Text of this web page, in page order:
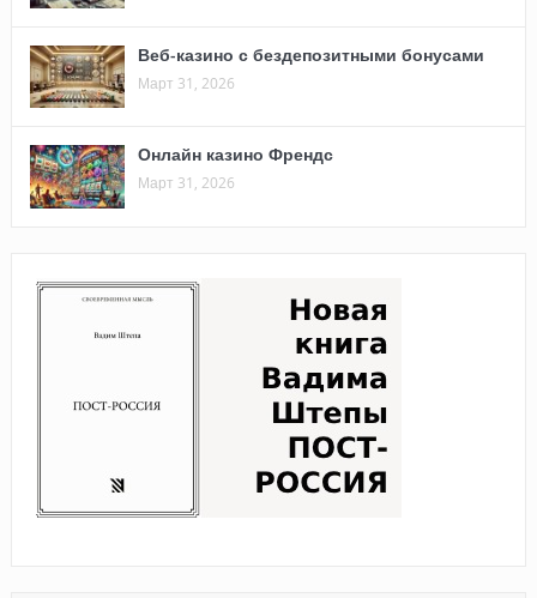
Веб-казино с бездепозитными бонусами
Март 31, 2026
Онлайн казино Френдс
Март 31, 2026